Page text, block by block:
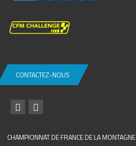
CONTACTEZ-NOUS
CHAMPIONNAT DE FRANCE DE LA MONTAGNE